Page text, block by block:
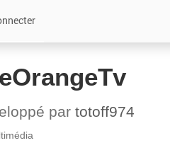
par totoff974